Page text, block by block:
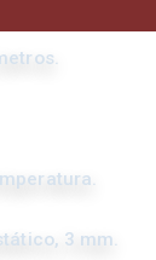
3 mm.